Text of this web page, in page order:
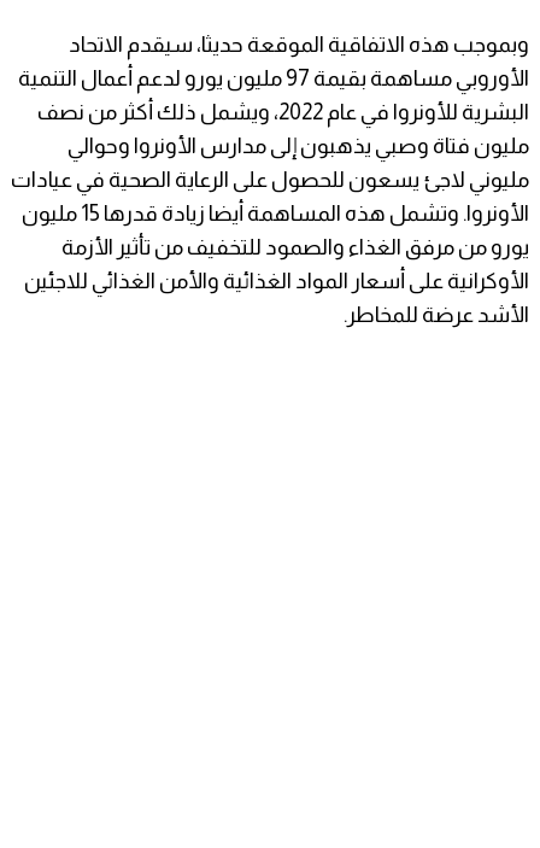
وبموجب هذه الاتفاقية الموقعة حديثا، سيقدم الاتحاد
الأوروبي مساهمة بقيمة 97 مليون يورو لدعم أعمال التنمية
البشرية للأونروا في عام 2022، ويشمل ذلك أكثر من نصف
مليون فتاة وصبي يذهبون إلى مدارس الأونروا وحوالي
مليوني لاجئ يسعون للحصول على الرعاية الصحية في عيادات
الأونروا. وتشمل هذه المساهمة أيضا زيادة قدرها 15 مليون
يورو من مرفق الغذاء والصمود للتخفيف من تأثير الأزمة
الأوكرانية على أسعار المواد الغذائية والأمن الغذائي للاجئين
الأشد عرضة للمخاطر.